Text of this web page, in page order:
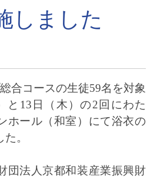
しました
合コースの生徒59名を対象
と13日（木）の2回にわた
ホール（和室）
にて浴衣の
。
団法人京都和装産業振興財